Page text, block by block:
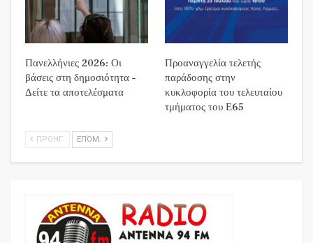
Πανελλήνιες 2026: Οι
βάσεις στη δημοσιότητα –
Δείτε τα αποτελέσματα
Προαναγγελία τελετής
παράδοσης στην
κυκλοφορία του τελευταίου
τμήματος του Ε65
ΠΡΟΗΓ. ΕΠΌΜ.